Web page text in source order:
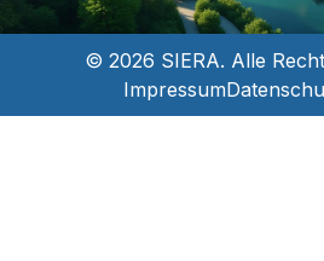
© 2026 SIERA. Alle
Impressum